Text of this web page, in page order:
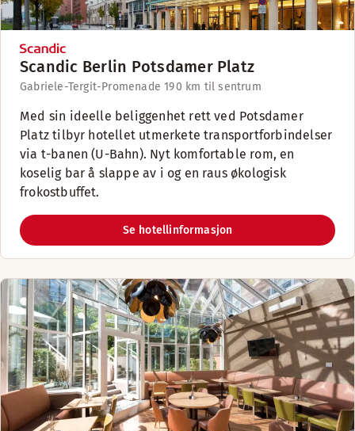
Scandic Berlin Potsdamer Platz
Gabriele-Tergit-Promenade 190 km til sentrum
Med sin ideelle beliggenhet rett ved Potsdamer
Platz tilbyr hotellet utmerkete transportforbindelser
via t-banen (U-Bahn). Nyt komfortable rom, en
koselig bar å slappe av i og en raus økologisk
frokostbuffet.
Se hotellinformasjon